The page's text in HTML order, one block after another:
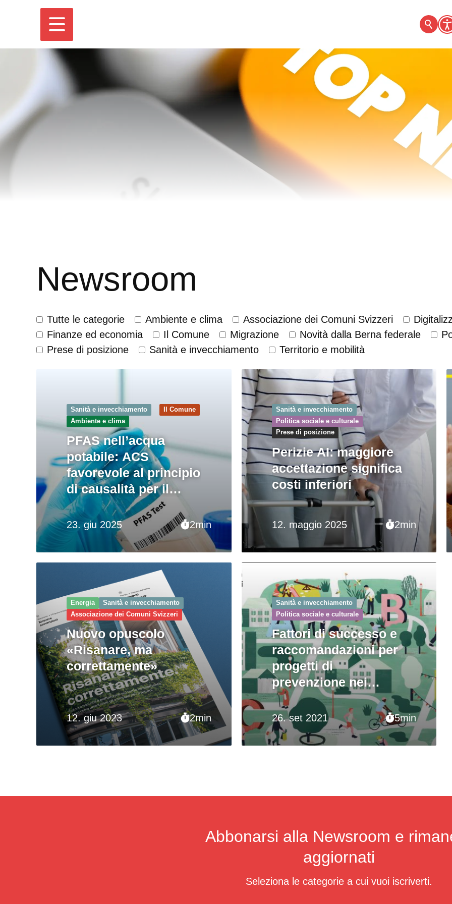
Newsroom
Tutte le categorie Ambiente e clima Associazione dei Comuni Svizzeri
Finanze ed economia
Il Comune Migrazione Novità dalla Berna federale
Prese di posizione
Sanità e invecchiamento Territorio e mobilità
23. giu 2025 2min
Sanità e invecchiamento
Il Comune
Ambiente e clima
PFAS nell’acqua
potabile: ACS
favorevole al principio
di causalità per il
risanamento
12. maggio 2025 2min
Sanità e invecchiamento
Politica sociale e culturale
Prese di posizione
Perizie AI: maggiore
accettazione significa
costi inferiori
12. giu 2023 2min
Energia
Sanità e invecchiamento
Associazione dei Comuni Svizzeri
Nuovo opuscolo
«Risanare, ma
correttamente»
26. set 2021 5min
Sanità e invecchiamento
Politica sociale e culturale
Fattori di successo e
raccomandazioni per
progetti di
prevenzione nei
Comuni
Abbonarsi alla Newsroom e
aggiornati
Seleziona le categorie a cui vuoi iscriverti.